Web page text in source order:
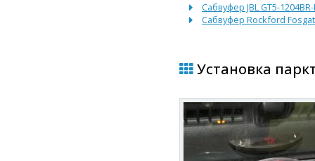
Сабвуфер JBL GT5-
Сабвуфер Rockford
Установка